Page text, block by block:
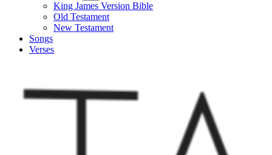
King James Version Bible
Old Testament
New Testament
Songs
Verses